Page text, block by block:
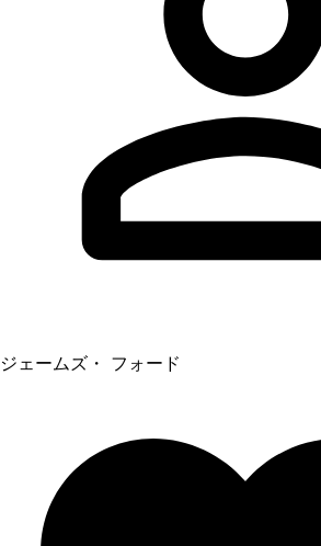
ジェームズ・ フォード